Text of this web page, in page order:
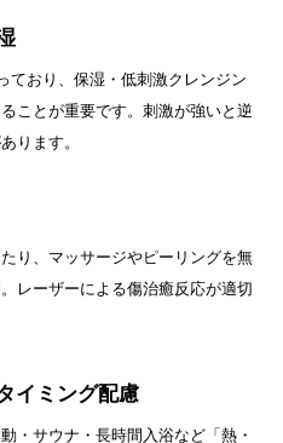
ており、保湿・低刺激クレンジン
ことが重要です。刺激が強いと逆
ります。
り、マッサージやピーリングを無
レーザーによる傷治癒反応が適切
イミング配慮
・サウナ・長時間入浴など「熱・